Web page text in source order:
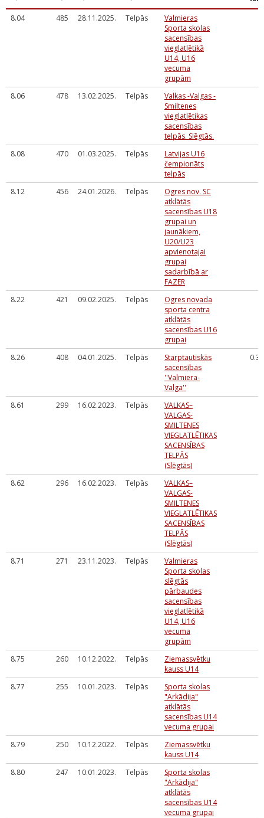
8.04 485 28.11.2025. Telpās
Valmieras
Sporta skolas
sacensības
vieglatlētikā
U14, U16
vecuma
grupām
8.06
478 13.02.2025. Telpās
Valkas -Valgas -
Smiltenes
vieglatlētikas
sacensības
telpās. Slēgtās.
8.08
470 01.03.2025. Telpās
Latvijas U16
čempionāts
telpās
8.12
456 24.01.2026. Telpās
Ogres nov. SC
atklātās
sacensības U18
grupai un
jaunākiem,
U20/U23
apvienotajai
grupai
sadarbībā ar
FAZER
8.22
421 09.02.2025. Telpās
Ogres novada
sporta centra
atklātās
sacensības U16
grupai
8.26
408 04.01.2025. Telpās
Starptautiskās
sacensības
''Valmiera-
Valga''
8.61 299 16.02.2023. Telpās
VALKAS–
VALGAS-
SMILTENES
VIEGLATLĒTIKAS
SACENSĪBAS
TELPĀS
(Slēgtās)
8.62
296 16.02.2023. Telpās
VALKAS–
VALGAS-
SMILTENES
VIEGLATLĒTIKAS
SACENSĪBAS
TELPĀS
(Slēgtās)
8.71
271 23.11.2023. Telpās
Valmieras
Sporta skolas
slēgtās
pārbaudes
sacensības
vieglatlētikā
U14, U16
vecuma
grupām
8.75
260 10.12.2022. Telpās
Ziemassvētku
kauss U14
8.77
255 10.01.2023. Telpās
Sporta skolas
"Arkādija"
atklātās
sacensības U14
vecuma grupai
8.79
250 10.12.2022. Telpās
Ziemassvētku
kauss U14
8.80
247 10.01.2023. Telpās
Sporta skolas
"Arkādija"
atklātās
sacensības U14
vecuma grupai